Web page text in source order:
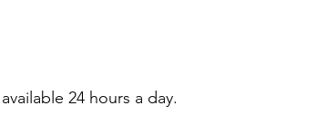
24 hours a day.